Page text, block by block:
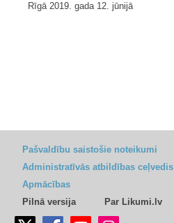
Rīgā 2019. gada 12. jūnijā
Pašvaldību saistošie noteikumi
Administratīvās atbildības ceļvedis
Apmācības
Pilnā versija
Par Likumi.lv